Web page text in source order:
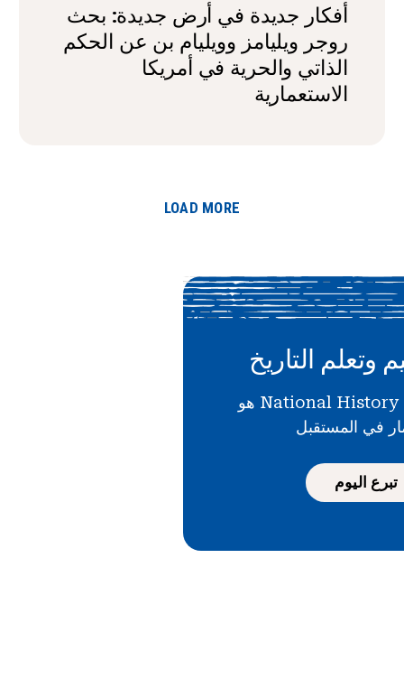
أفكار جديدة في أرض جديدة: بحث
روجر ويليامز وويليام بن عن الحكم
الذاتي والحرية في أمريكا
الاستعمارية
LOAD MORE
وتعلم التاريخ
دعمك لـ National History Day هو
في المستقبل
تبرع اليوم